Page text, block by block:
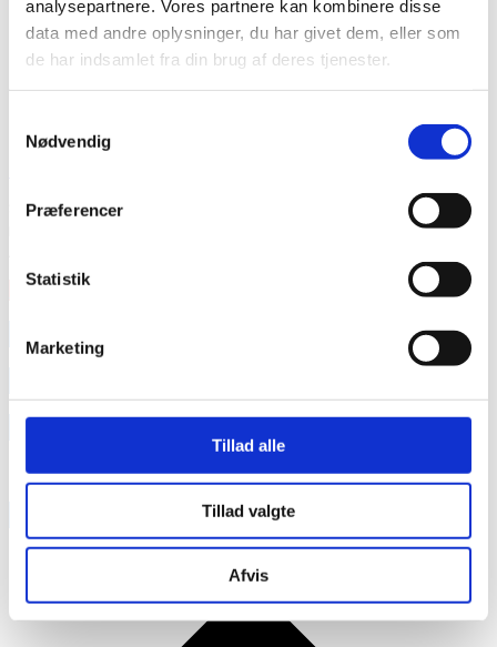
analysepartnere. Vores partnere kan kombinere disse
data med andre oplysninger, du har givet dem, eller som
de har indsamlet fra din brug af deres tjenester.
Nødvendig
Præferencer
Statistik
Marketing
Tillad alle
Tillad valgte
Afvis
Sundhedsstyrelsen melder endelig ud med en ny strategi
mod abekopper, så de mest udsatte kan blive vaccineret og
Læs mere
Like us
RAINBOW BUSINESS DENMARK